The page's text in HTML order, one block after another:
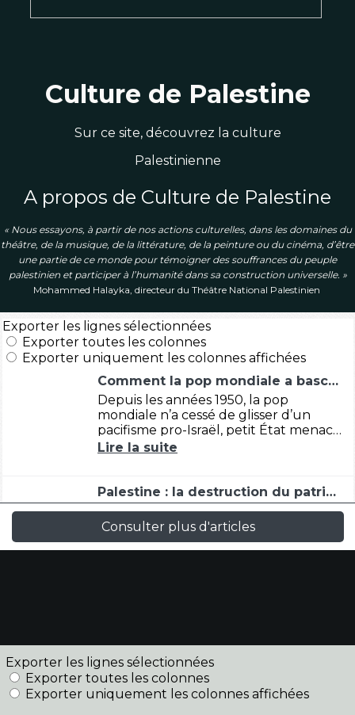
Culture de Palestine
Sur ce site, découvrez la culture
Palestinienne
A propos de Culture de Palestine
« Nous essayons, à partir de nos actions culturelles, dans les domaines du
théâtre, de la musique, de la littérature, de la peinture ou du cinéma, d’être
une partie de ce monde pour témoigner des souffrances du peuple
palestinien et participer à l’humanité dans sa construction universelle. »
Mohammed Halayka, directeur du Théâtre National Palestinien